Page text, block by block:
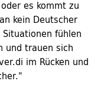
es kommt zu
kein Deutscher
fühlen
und trauen sich
im Rücken und